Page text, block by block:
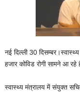
नई दिल्ली 30
हजार कोविड रोगी सामने आ रहे
स्वास्थ्य मंत्रालय में संयुक्त